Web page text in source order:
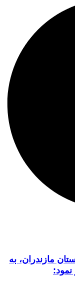
مازندران، به
نمود: